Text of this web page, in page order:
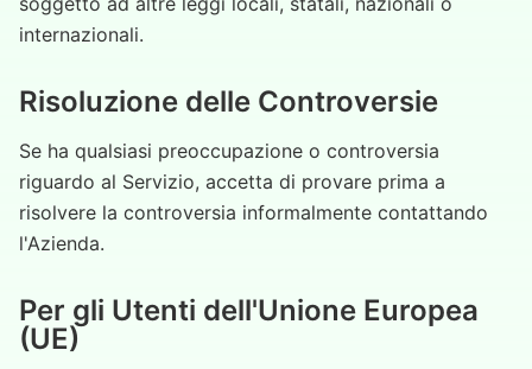
internazionali.
Risoluzione delle Controversie
Se ha qualsiasi preoccupazione o controversia
riguardo al Servizio, accetta di provare prima a
risolvere la controversia informalmente contattando
l'Azienda.
Per gli Utenti dell'Unione Europea
(UE)